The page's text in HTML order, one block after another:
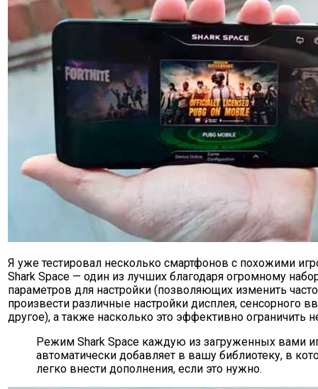
Я уже тестировал несколько смартфонов с похожими
Shark Space — один из лучших благодаря огромному
параметров для настройки (позволяющих изменить
произвести различные настройки дисплея, сенсорного
другое), а также насколько это эффективно ограничить
Режим Shark Space каждую из загруженных вами
автоматически добавляет в вашу библиотеку, в
легко внести дополнения, если это нужно.